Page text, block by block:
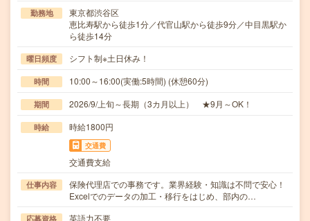
勤務地
東京都渋谷区
恵比寿駅から徒歩1分／代官山駅から徒歩9分／中目黒駅か
ら徒歩14分
曜日頻度 シフト制※土日休み！
時間 10:00～16:00(実働:5時間) (休憩60分)
期間 2026/9/上旬～長期（3カ月以上） ★9月～OK！
時給 時給1800円
交通費
交通費支給
仕事内容
保険代理店での事務です。業界経験・知識は不問で安心！
Excelでのデータの加工・移行をはじめ、部内の…
応募資格
英語力不要